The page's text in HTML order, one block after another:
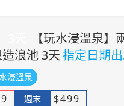
【玩水浸溫泉】
浪池 3天指定日期
浸溫泉
週末 $499